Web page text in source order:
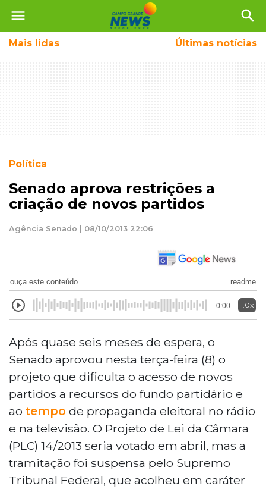
menu search
Mais lidas Últimas notícias
Política
Senado aprova restrições a
criação de novos partidos
Agência Senado | 08/10/2013 22:06
ouça este conteúdo readme
0:00 1.0x
Após quase seis meses de espera, o
Senado aprovou nesta terça-feira (8) o
projeto que dificulta o acesso de novos
partidos a recursos do fundo partidário e
ao tempo de propaganda eleitoral no rádio
e na televisão. O Projeto de Lei da Câmara
(PLC) 14/2013 seria votado em abril, mas a
tramitação foi suspensa pelo Supremo
Tribunal Federal, que acolheu em caráter